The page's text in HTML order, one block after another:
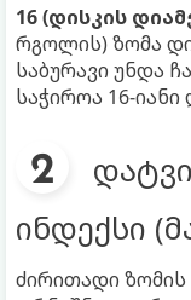
16 (დისკის
რგოლის) ზომა
საბურავი უნდა
საჭიროა 16-იანი
ინდექსი
ძირითადი